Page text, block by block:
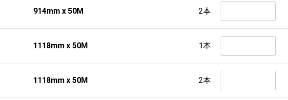
914mm x 50M 2本
1118mm x 50M 1本
1118mm x 50M 2本